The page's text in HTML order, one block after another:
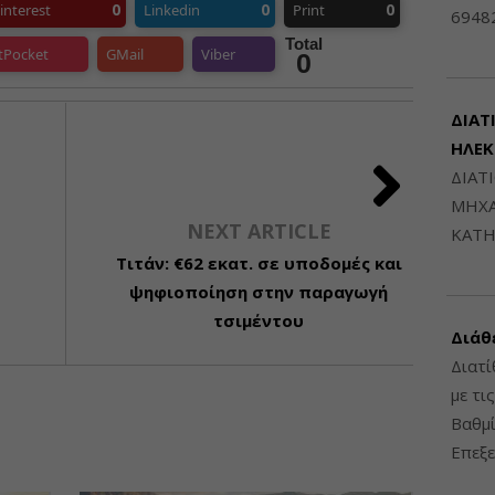
0 Linkedin 0 Print 0
GMail Viber
Total
0
NEXT ARTICLE
Τιτάν: €62 εκατ. σε υποδομές και
ψηφιοποίηση στην παραγωγή
τσιμέντου
με